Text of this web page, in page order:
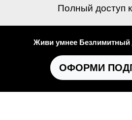
Полный доступ
Живи умнее Безлимитный
ОФОРМИ